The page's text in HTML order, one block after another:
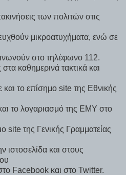
των πολιτών στις
μικροατυχήματα, ενώ σε
στο τηλέφωνο 112.
καθημερινά τακτικά και
το επίσημο site της Εθνικής
το λογαριασμό της ΕΜΥ στο
site της Γενικής Γραμματείας
και στους
Facebook και στο Twitter.